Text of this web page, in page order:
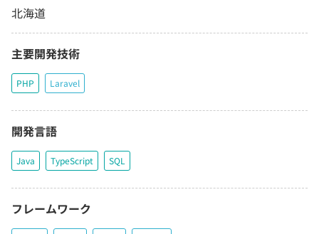
北海道
主要開発技術
PHP Laravel
開発言語
Java TypeScript SQL
フレームワーク